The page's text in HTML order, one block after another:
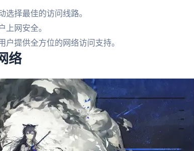
选择最佳的访问线路。
上网安全。
提供全方位的网络访问支持。
络